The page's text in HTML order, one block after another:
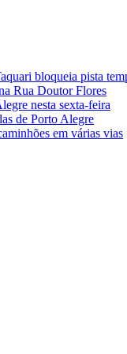
bloqueia pista
Rua Doutor Flores
nesta sexta-feira
de Porto Alegre
em várias vias